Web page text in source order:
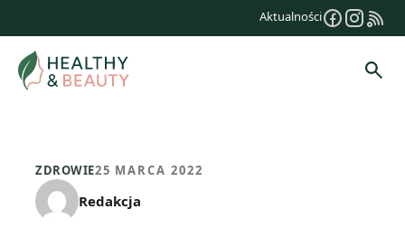
treści
Aktualności
ZDROWIE25 MARCA 2022
Redakcja